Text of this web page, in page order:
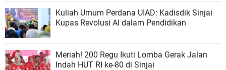
Kuliah Umum Perdana UIAD: Kadisdik Sinjai
Kupas Revolusi AI dalam Pendidikan
Meriah! 200 Regu Ikuti Lomba Gerak Jalan
Indah HUT RI ke-80 di Sinjai